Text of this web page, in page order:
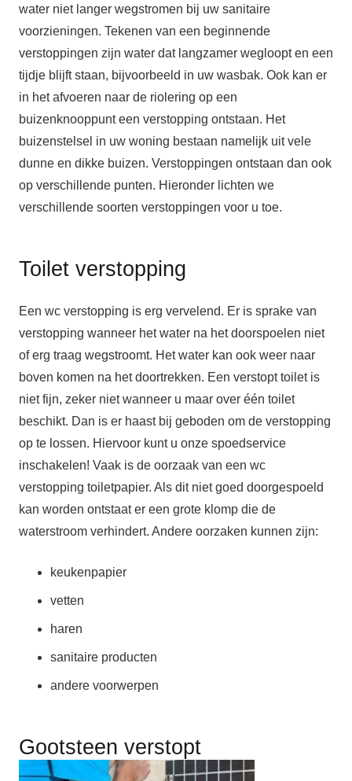
water niet langer wegstromen bij uw sanitaire
voorzieningen. Tekenen van een beginnende
verstoppingen zijn water dat langzamer wegloopt en een
tijdje blijft staan, bijvoorbeeld in uw wasbak. Ook kan er
in het afvoeren naar de riolering op een
buizenknooppunt een verstopping ontstaan. Het
buizenstelsel in uw woning bestaan namelijk uit vele
dunne en dikke buizen. Verstoppingen ontstaan dan ook
op verschillende punten. Hieronder lichten we
verschillende soorten verstoppingen voor u toe.
Toilet verstopping
Een wc verstopping is erg vervelend. Er is sprake van
verstopping wanneer het water na het doorspoelen niet
of erg traag wegstroomt. Het water kan ook weer naar
boven komen na het doortrekken. Een verstopt toilet is
niet fijn, zeker niet wanneer u maar over één toilet
beschikt. Dan is er haast bij geboden om de verstopping
op te lossen. Hiervoor kunt u onze spoedservice
inschakelen! Vaak is de oorzaak van een wc
verstopping toiletpapier. Als dit niet goed doorgespoeld
kan worden ontstaat er een grote klomp die de
waterstroom verhindert. Andere oorzaken kunnen zijn:
keukenpapier
vetten
haren
sanitaire producten
andere voorwerpen
Gootsteen verstopt